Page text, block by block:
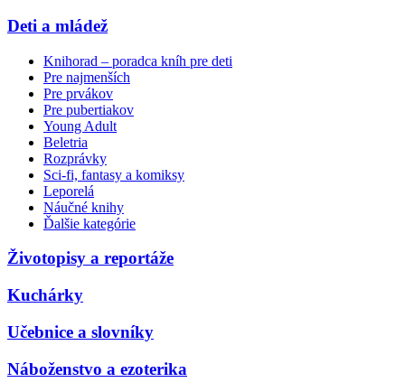
Deti a mládež
Knihorad – poradca kníh pre deti
Pre najmenších
Pre prvákov
Pre pubertiakov
Young Adult
Beletria
Rozprávky
Sci-fi, fantasy a komiksy
Leporelá
Náučné knihy
Ďalšie kategórie
Životopisy a reportáže
Kuchárky
Učebnice a slovníky
Náboženstvo a ezoterika